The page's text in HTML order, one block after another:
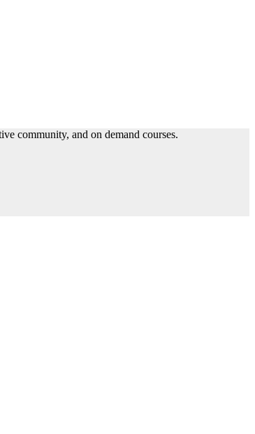
community, and on demand courses.